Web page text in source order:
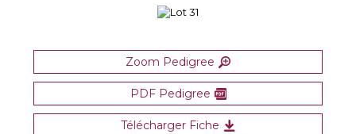
Zoom Pedigree
PDF Pedigree
Télécharger Fiche